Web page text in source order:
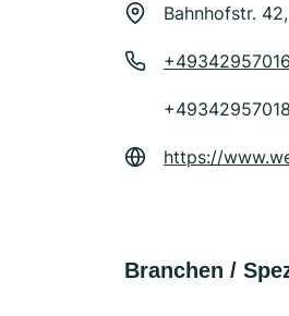
Bahnhofstr.
https://
Branchen /